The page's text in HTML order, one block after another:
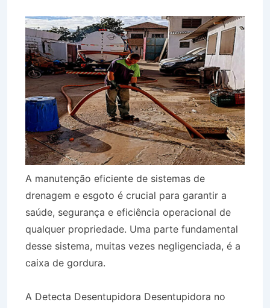
A manutenção eficiente de sistemas de
drenagem e esgoto é crucial para garantir a
saúde, segurança e eficiência operacional de
qualquer propriedade. Uma parte fundamental
desse sistema, muitas vezes negligenciada, é a
caixa de gordura.
A Detecta Desentupidora Desentupidora no